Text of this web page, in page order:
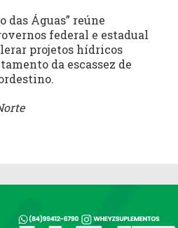
das Águas” reúne
federal e estadual
projetos hídricos
da escassez de